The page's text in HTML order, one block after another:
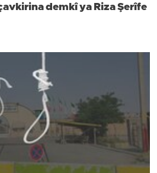
demkî ya Riza Şerîfe